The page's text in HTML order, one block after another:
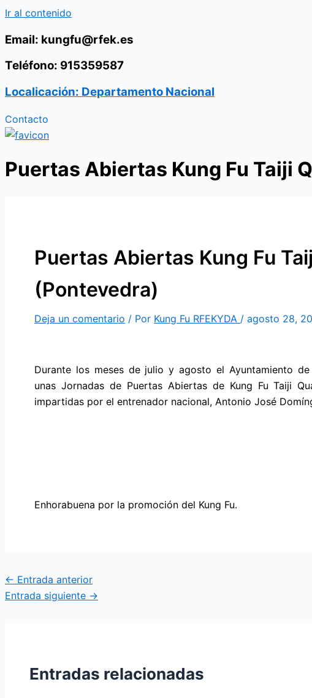
Ir al contenido
Email: kungfu@rfek.es
Teléfono: 915359587
Localicación: Departamento Nacional
Contacto
Puertas Abiertas Kung Fu Taiji
Puertas Abiertas Kung Fu
(Pontevedra)
Deja un comentario / Por Kung Fu RFEKYDA / agosto 28,
Durante los meses de julio y agosto el Ayuntamiento
unas Jornadas de Puertas Abiertas de Kung Fu Taiji
impartidas por el entrenador nacional, Antonio José
Enhorabuena por la promoción del Kung Fu.
← Entrada anterior
Entrada siguiente →
Entradas relacionadas